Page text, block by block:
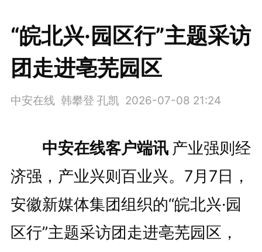
“皖北兴·园区行”主题采访
团走进亳芜园区
中安在线 韩攀登 孔凯 2026-07-08 21:24
中安在线客户端讯 产业强则经
济强，产业兴则百业兴。7月7日，
安徽新媒体集团组织的“皖北兴·园
区行”主题采访团走进亳芜园区，